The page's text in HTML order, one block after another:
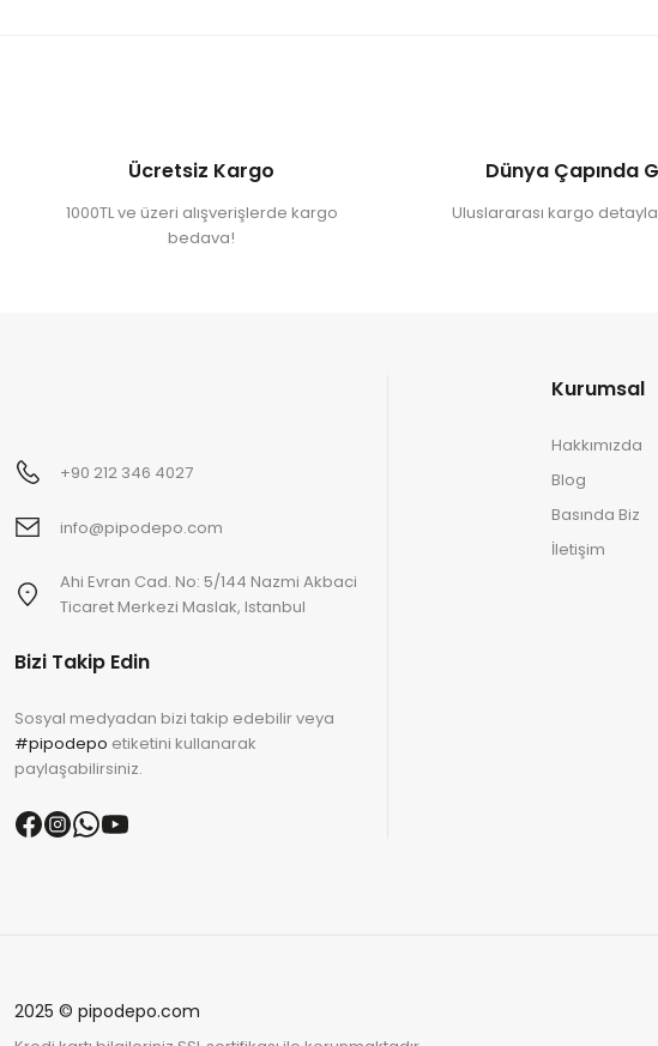
Ücretsiz Kargo
1000TL ve üzeri alışverişlerde kargo
bedava!
Dünya Çapında
Uluslararası kargo
+90 212 346 4027
info@pipodepo.com
Ahi Evran Cad. No: 5/144 Nazmi Akbaci
Ticaret Merkezi Maslak, Istanbul
Bizi Takip Edin
Sosyal medyadan bizi takip edebilir veya
#pipodepo etiketini kullanarak
paylaşabilirsiniz.
Kurumsal
Hakkımızda
Blog
Basında Biz
İletişim
2025 © pipodepo.com